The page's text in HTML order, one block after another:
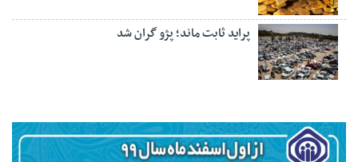
پراید ثابت ماند؛ پژو گران شد